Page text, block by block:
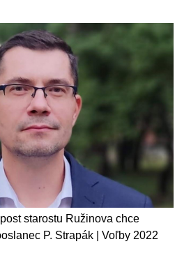
starostu Ružinova chce
P. Strapák | Voľby 2022